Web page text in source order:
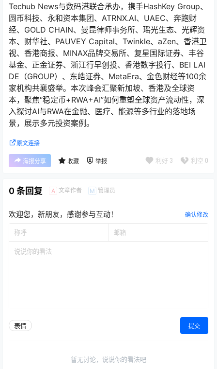
Techub News与数码港联合承办，携手HashKey Group、
圆币科技、永和资本集团、ATRNX.AI、UAEC、奔跑财
经、GOLD CHAIN、曼昆律师事务所、瑶光生态、光辉资
本、财华社、PAUVEY Capital、Twinkle、aZen、香港卫
视、香港商报、MINAX品牌交易所、复星国际证券、丰谷
基金、正金证券、浙江行早创投、香港数字投行、BEI LAI
DE（GROUP）、东皓证券、MetaEra、金色财经等100余
家机构共襄盛举。本次峰会汇聚新加坡、香港及全球资
本，聚焦“稳定币+RWA+AI”如何重塑全球资产流动性，深
入探讨AI与RWA在金融、医疗、能源等多行业的落地场
景，展示多元投资案例。
原文连接
海报分享 收藏 举报 利好 3 利空 0
0 条回复 A 文章作者 M 管理员
欢迎您，新朋友，感谢参与互动！ 确认修改
表情 提交
暂无讨论，说说你的看法吧